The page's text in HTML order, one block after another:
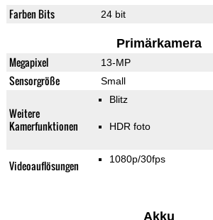
Farben Bits 24 bit
Primärkamera
Megapixel 13-MP
Sensorgröße Small
Weitere
Kamerfunktionen
Blitz
HDR foto
Videoauflösungen 1080p/30fps
Akku